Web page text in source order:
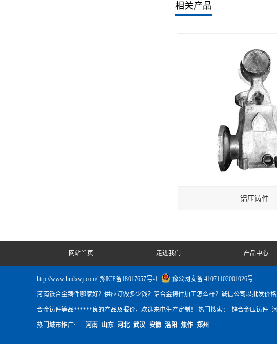
相关产品
铝压铸件
网站首页 走进我们 产品中心
http://www.hndxwj.com/ 豫ICP备18017657号-1 豫公网安备 41071102001026号
河南镁合金铸件哪家好？供应订做多少钱？铝合金铸件加工怎么样？诚信公司以批发价
合金铸件等品******良的产品及报价，欢迎来电生产定制！ 热门搜索： 锌合金压铸件
热门城市推广: 河南 山东 河北 武汉 安徽 洛阳 焦作 郑州